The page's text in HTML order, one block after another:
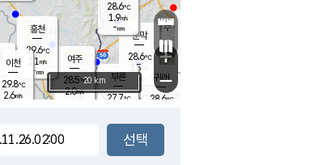
문막
28.6℃
3.5m/s
mm
부론
27.7℃
여주
28.5℃
2.0m/s
28.6℃
1.9m/s
-mm
장호원
흥천
29.6℃
2.1 m/s
-mm
m/s
귀래
28.6℃
이천
29.8℃
2.6m/s
+
−
20 km